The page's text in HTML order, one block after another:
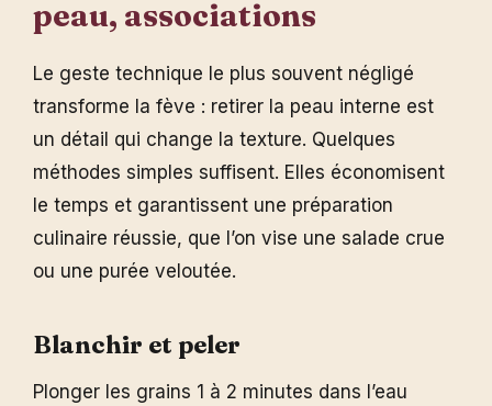
peau, associations
Le geste technique le plus souvent négligé
transforme la fève : retirer la peau interne est
un détail qui change la texture. Quelques
méthodes simples suffisent. Elles économisent
le temps et garantissent une préparation
culinaire réussie, que l’on vise une salade crue
ou une purée veloutée.
Blanchir et peler
Plonger les grains 1 à 2 minutes dans l’eau